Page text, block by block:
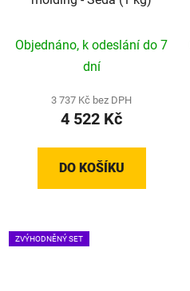
Objednáno, k odeslání do 7
dní
3 737 Kč bez DPH
4 522 Kč
DO KOŠÍKU
ZVÝHODNĚNÝ SET